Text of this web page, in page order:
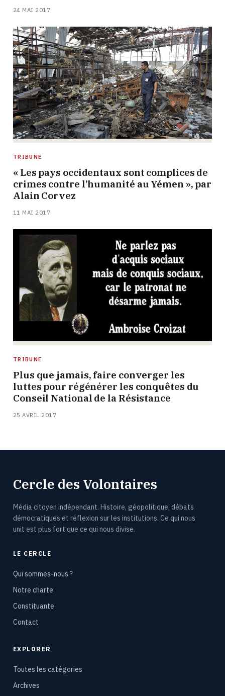
24 MAI 2017
TRIBUNE
« Les pays occidentaux sont complices de
crimes contre l’humanité au Yémen », par
Alain Corvez
11 MAI 2017
TRIBUNE
Plus que jamais, faire converger les
luttes pour régénérer les conquêtes du
Conseil National de la Résistance
25 AVRIL 2017
Cercle des Volontaires
Média citoyen indépendant. Histoire, géopolitique, débats
démocratiques et réflexion sur les institutions. Ce qui nous
unit est plus fort que ce qui nous divise.
LE CERCLE
Qui sommes-nous ?
Notre charte
Constituante
Contact
EXPLORER
Toutes les catégories
Archives